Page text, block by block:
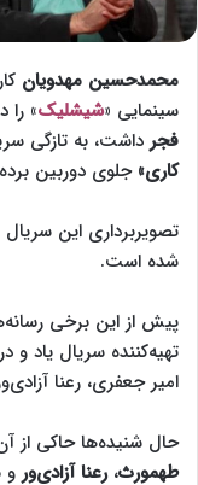
محمدحسین مهدویان
سینمایی «شیشلیک» را
فجر داشت، به تازگی
کاری» جلوی دوربین
تصویربرداری این
شده است.
پیش از این برخی
تهیه‌کننده سریال یاد و
امیر جعفری، رعنا
حال شنیده‌ها حاکی از
طهمورث،رعنا آزادی‌ور و